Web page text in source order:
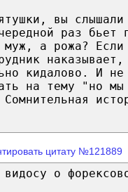
вы
раз бьет
муж, а рожа? Если
кидалово. И не
на тему "но
цитату №121889
о